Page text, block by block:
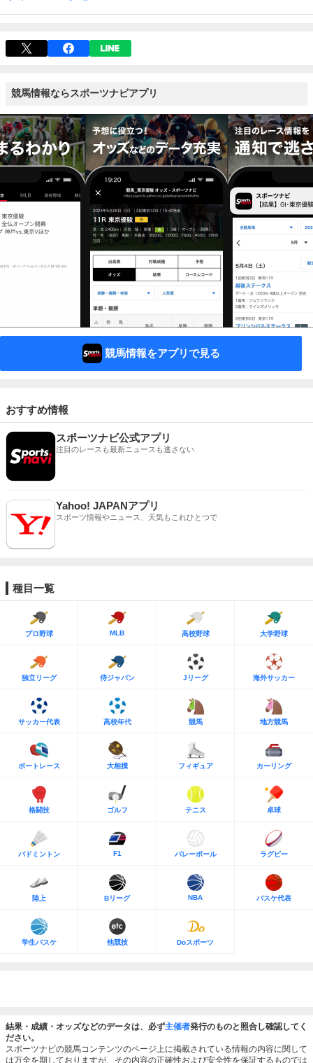
競馬情報ならスポーツナビアプリ
競馬情報をアプリで見る
おすすめ情報
スポーツナビ公式アプリ
注目のレースも最新ニュースも逃さない
Yahoo! JAPANアプリ
スポーツ情報やニュース、天気もこれひとつで
種目一覧
プロ野球 MLB 高校野球 大学野球
独立リーグ 侍ジャパン Jリーグ 海外サッカー
サッカー代表 高校年代 競馬 地方競馬
ボートレース 大相撲 フィギュア カーリング
格闘技 ゴルフ テニス 卓球
バドミントン F1 バレーボール ラグビー
陸上 Bリーグ NBA バスケ代表
学生バスケ 他競技 Doスポーツ
結果・成績・オッズなどのデータは、必ず主催者発行のものと照合し確認してく
ださい。
スポーツナビの競馬コンテンツのページ上に掲載されている情報の内容に関して
は万全を期しておりますが、その内容の正確性および安全性を保証するものでは